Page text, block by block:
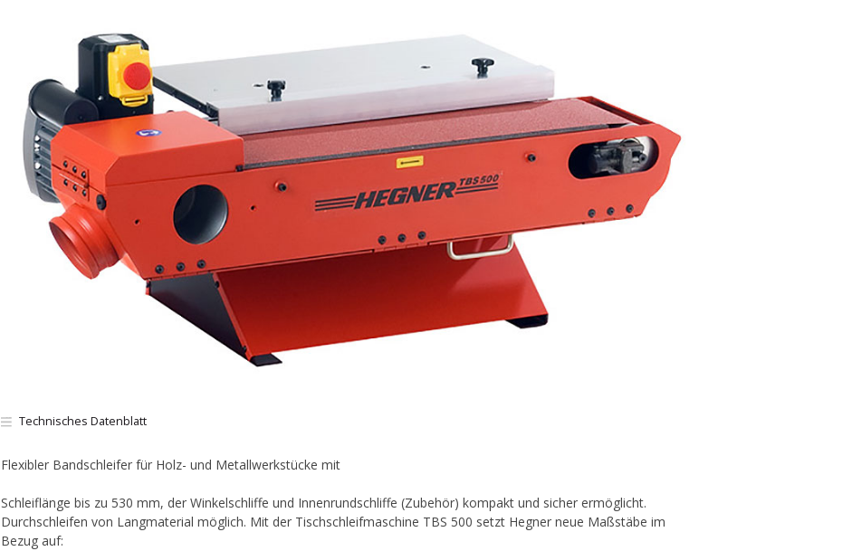
Technisches Datenblatt
Flexibler Bandschleifer für Holz- und Metallwerkstücke mit
Schleiflänge bis zu 530 mm, der Winkelschliffe und Innenrundschliffe (Zubehör) kompakt und sicher ermöglicht.
Durchschleifen von Langmaterial möglich. Mit der Tischschleifmaschine TBS 500 setzt Hegner neue Maßstäbe im
Bezug auf: